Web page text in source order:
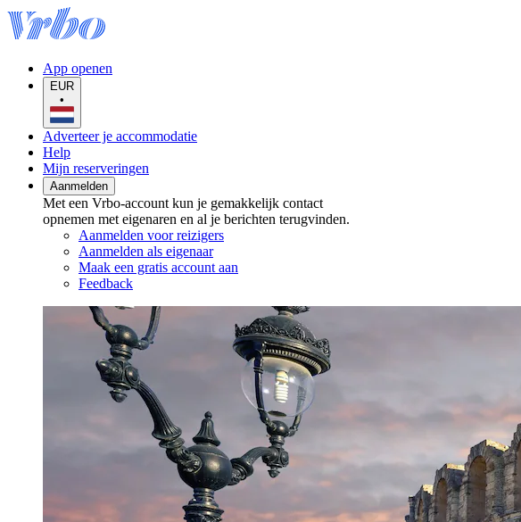
App openen
EUR
•
Adverteer je accommodatie
Help
Mijn reserveringen
Aanmelden
Met een Vrbo-account kun je gemakkelijk contact
opnemen met eigenaren en al je berichten terugvinden.
Aanmelden voor reizigers
Aanmelden als eigenaar
Maak een gratis account aan
Feedback